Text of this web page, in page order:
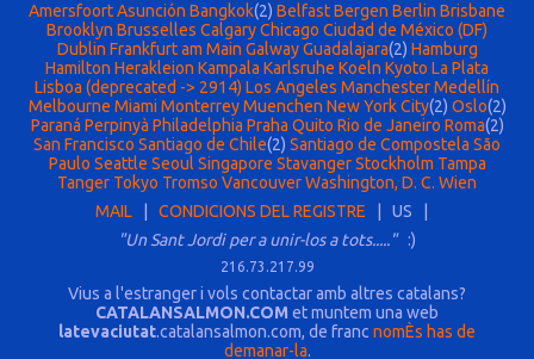
AmersfoortAsunción Bangkok(2) BelfastBergen Berlin Brisbane
Brooklyn Brusselles CalgaryChicago Ciudad de México (DF)
Dublin Frankfurt am Main Galway Guadalajara(2) Hamburg
Hamilton Herakleion Kampala Karlsruhe Koeln Kyoto La Plata
Lisboa (deprecated -> 2914) Los Angeles ManchesterMedellín
Melbourne Miami Monterrey Muenchen New York City(2) Oslo(2)
Paraná Perpinyà Philadelphia Praha Quito Rio de Janeiro Roma(2)
San Francisco Santiago de Chile(2) Santiago de Compostela São
Paulo Seattle Seoul Singapore Stavanger Stockholm Tampa
Tanger Tokyo Tromso VancouverWashington, D. C. Wien
MAIL
CONDICIONS DEL REGISTRE | US |
"Un Sant Jordi per a unir-los a tots.....":)
216.73.217.99
Vius a l'estranger i vols contactar amb altres catalans?
CATALANSALMON.COM et muntem una web
latevaciutat.catalansalmon.com, de franc nomÈs has de
demanar-la.